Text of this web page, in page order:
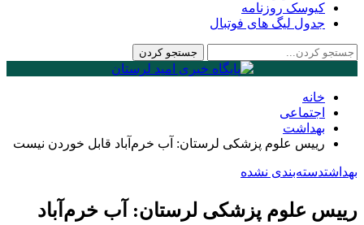
کیوسک روزنامه
جدول لیگ های فوتبال
خانه
اجتماعی
بهداشت
رییس علوم پزشکی لرستان: آب خرم‌‌آباد قابل خوردن نیست
بهداشتدسته‌بندی نشده
رییس علوم پزشکی لرستان: آب خرم‌‌آباد